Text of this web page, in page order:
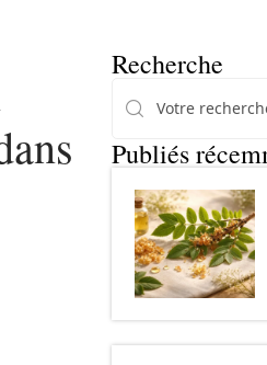
Recherche
Publiés